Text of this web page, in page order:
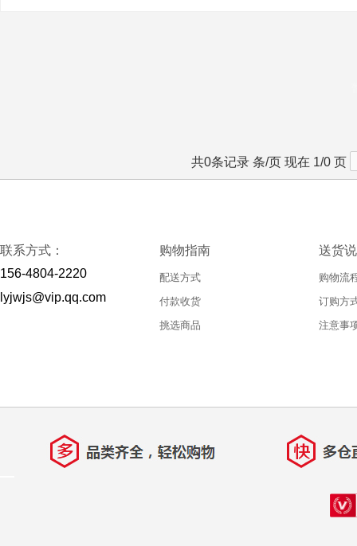
共0条记录 条/页 现在 1/0 页
联系方式：
156-4804-2220
lyjwjs@vip.qq.com
购物指南
配送方式
付款收货
挑选商品
送货
购物流
订购方
注意事